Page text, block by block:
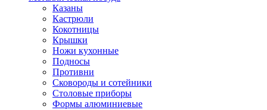
Казаны
Кастрюли
Кокотницы
Крышки
Ножи кухонные
Подносы
Противни
Сковороды и сотейники
Столовые приборы
Формы алюминиевые